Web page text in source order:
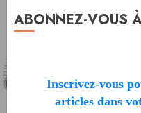
ABONNEZ-VOUS
Inscrivez-vous
articles dans